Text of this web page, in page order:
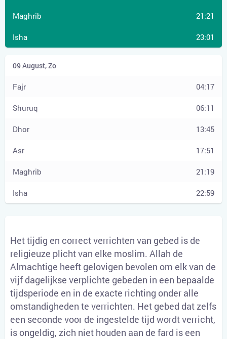
21:21
23:01
04:17
06:11
13:45
17:51
21:19
22:59
Het tijdig en correct verrichten van gebed is de
religieuze plicht van elke moslim. Allah de
Almachtige heeft gelovigen bevolen om elk van de
vijf dagelijkse verplichte gebeden in een bepaalde
tijdsperiode en in de exacte richting onder alle
omstandigheden te verrichten. Het gebed dat zelfs
een seconde voor de ingestelde tijd wordt verricht,
is ongeldig, zich niet houden aan de fard is een